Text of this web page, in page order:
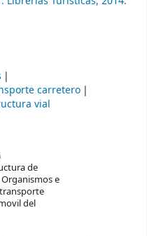
carretero
vial
de
e
del